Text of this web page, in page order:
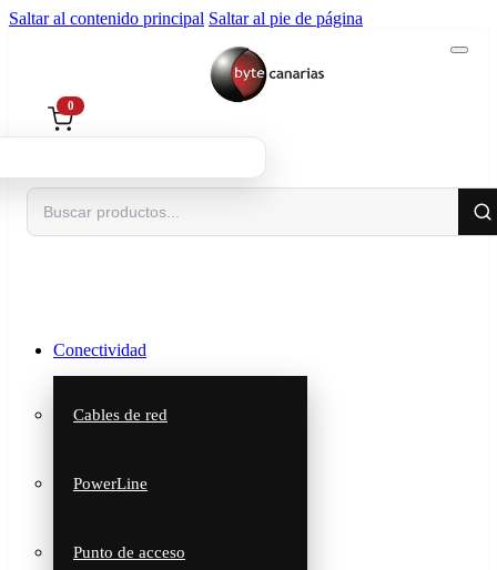
Saltar al contenido principal Saltar al pie de página
Buscar
0
Conectividad
Cables de red
PowerLine
Punto de acceso